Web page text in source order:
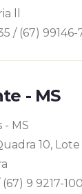
ll
/ (67) 99146-
- MS
- MS
10, Lote
9 9217-